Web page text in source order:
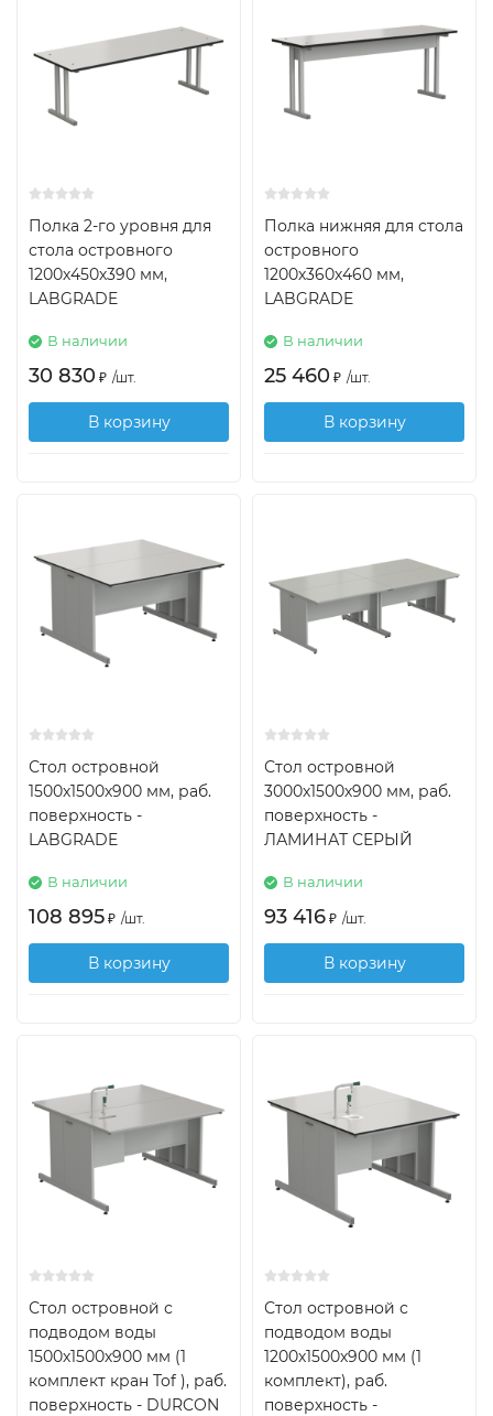
Полка 2-го уровня для
стола островного
1200х450х390 мм,
LABGRADE
В наличии
30 830 ₽ /шт.
В корзину
Полка нижняя для стола
островного
1200х360х460 мм,
LABGRADE
В наличии
25 460 ₽ /шт.
В корзину
Стол островной
1500х1500х900 мм, раб.
поверхность -
LABGRADE
В наличии
108 895 ₽ /шт.
В корзину
Стол островной
3000х1500х900 мм, раб.
поверхность -
ЛАМИНАТ СЕРЫЙ
В наличии
93 416 ₽ /шт.
В корзину
Стол островной с
подводом воды
1500х1500х900 мм (1
комплект кран Tof ), раб.
поверхность - DURCON
Стол островной с
подводом воды
1200х1500х900 мм (1
комплект), раб.
поверхность -